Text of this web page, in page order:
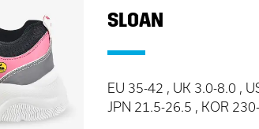
SLOAN
EU 35-42 , UK 3.0-8.0 ,
JPN 21.5-26.5 , KOR